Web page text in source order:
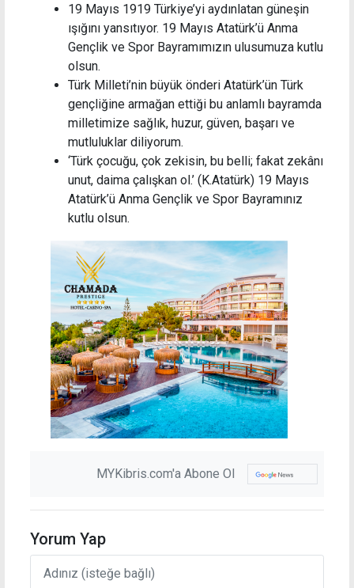
19 Mayıs 1919 Türkiye’yi aydınlatan güneşin
ışığını yansıtıyor. 19 Mayıs Atatürk’ü Anma
Gençlik ve Spor Bayramımızın ulusumuza kutlu
olsun.
Türk Milleti’nin büyük önderi Atatürk’ün Türk
gençliğine armağan ettiği bu anlamlı bayramda
milletimize sağlık, huzur, güven, başarı ve
mutluluklar diliyorum.
‘Türk çocuğu, çok zekisin, bu belli; fakat zekânı
unut, daima çalışkan ol.’ (K.Atatürk) 19 Mayıs
Atatürk’ü Anma Gençlik ve Spor Bayramınız
kutlu olsun.
MYKibris.com'a Abone Ol
Yorum Yap